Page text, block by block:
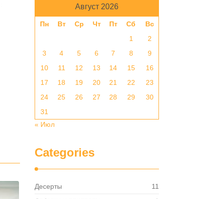
Август 2026
Пн Вт Ср Чт Пт Сб
Вс
1
2
3
4 5 6 7 8
9
10
11 12 13 14 15
16
17
18 19 20 21 22
23
24
25 26 27 28 29
30
31
« Июл
Categories
Десерты
11